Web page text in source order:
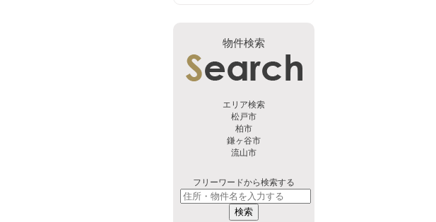
物件検索
エリア検索
松戸市
柏市
鎌ヶ谷市
流山市
フリーワードから検索する
検索